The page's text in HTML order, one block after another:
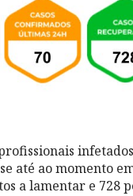
até ao momento
a lamentar e 728